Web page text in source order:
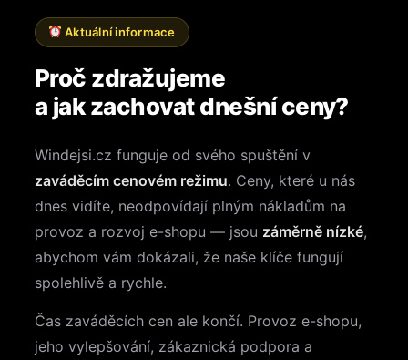
Aktuální informace
Proč zdražujeme
a jak zachovat dnešní ceny?
Windejsi.cz funguje od svého spuštění v
zaváděcím cenovém režimu. Ceny, které u nás
dnes vidíte, neodpovídají plným nákladům na
provoz a rozvoj e-shopu — jsou záměrně nízké,
abychom vám dokázali, že naše klíče fungují
spolehlivě a rychle.
Čas zaváděcích cen ale končí. Provoz e-shopu,
jeho vylepšování, zákaznická podpora a